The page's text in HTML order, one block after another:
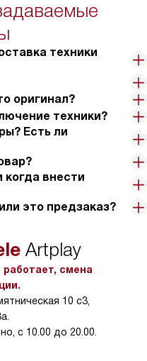
техники
оригинал?
техники?
Есть ли
когда внести
это предзаказ?
Artplay
смена
10 с3,
с 10.00 до 20.00.